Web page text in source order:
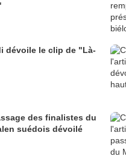
dévoile le clip de "Là-
des finalistes du
suédois dévoilé